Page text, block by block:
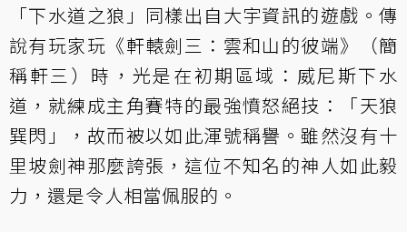
「下水道之狼」同樣出自大宇資訊的遊戲。傳
說有玩家玩《軒轅劍三：雲和山的彼端》（簡
稱軒三）時，光是在初期區域：威尼斯下水
道，就練成主角賽特的最強憤怒絕技：「天狼
巽閃」，故而被以如此渾號稱譽。雖然沒有十
里坡劍神那麼誇張，這位不知名的神人如此毅
力，還是令人相當佩服的。